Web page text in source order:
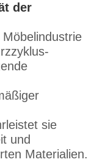
der
sie
und
Materialien.